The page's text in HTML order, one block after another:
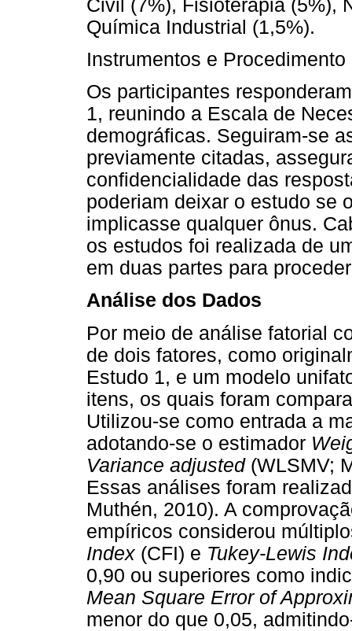
Civil (7%), Fisioterapia (5%),
Química Industrial (1,5%).
Instrumentos e Procedimento
Os participantes
1, reunindo a Escala de
demográficas. Seguiram-se
previamente citadas,
confidencialidade das
poderiam deixar o estudo se
implicasse qualquer ônus.
os estudos foi realizada de
em duas partes para
Análise dos Dados
Por meio de análise fatorial
de dois fatores, como
Estudo 1, e um modelo
itens, os quais foram
Utilizou-se como entrada a
adotando-se o estimador
Variance adjusted (WLSMV;
Essas análises foram
Muthén, 2010). A
empíricos considerou
Index (CFI) e Tukey-Lewis
0,90 ou superiores como
Mean Square Error of
menor do que 0,05,